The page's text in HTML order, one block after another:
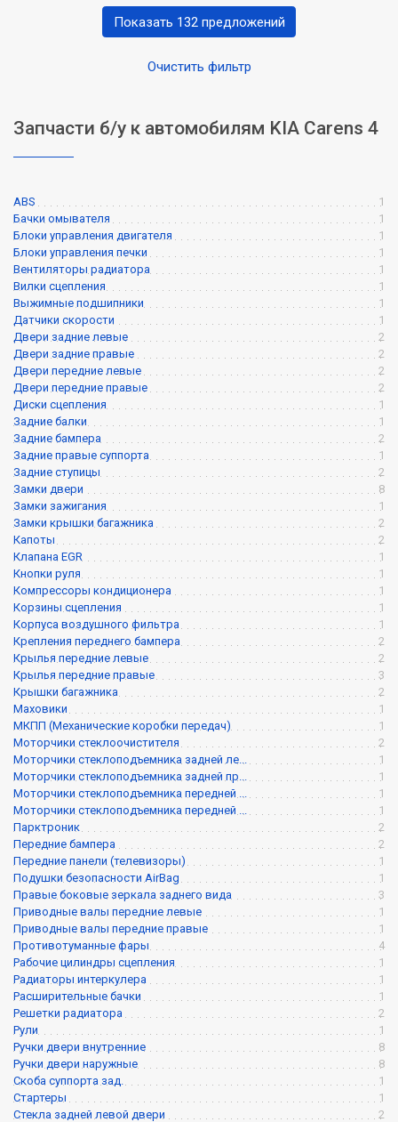
Очистить фильтр
Показать 132 предложений
Запчасти б/у к автомобилям KIA Carens 4
ABS
1
Бачки омывателя
1
Блоки управления двигателя
1
Блоки управления печки
1
Вентиляторы радиатора
1
Вилки сцепления
1
Выжимные подшипники
1
Датчики скорости
1
Двери задние левые
2
Двери задние правые
2
Двери передние левые
2
Двери передние правые
2
Диски сцепления
1
Задние балки
1
Задние бампера
2
Задние правые суппорта
1
Задние ступицы
2
Замки двери
8
Замки зажигания
1
Замки крышки багажника
2
Капоты
2
Клапана EGR
1
Кнопки руля
1
Компрессоры кондиционера
1
Корзины сцепления
1
Корпуса воздушного фильтра
1
Крепления переднего бампера
2
Крылья передние левые
2
Крылья передние правые
3
Крышки багажника
2
Маховики
1
МКПП (Механические коробки передач)
1
Моторчики стеклоочистителя
2
Моторчики стеклоподъемника задней ле...
1
Моторчики стеклоподъемника задней пр...
1
Моторчики стеклоподъемника передней ...
1
Моторчики стеклоподъемника передней ...
1
Парктроник
2
Передние бампера
2
Передние панели (телевизоры)
1
Подушки безопасности AirBag
1
Правые боковые зеркала заднего вида
3
Приводные валы передние левые
1
Приводные валы передние правые
1
Противотуманные фары
4
Рабочие цилиндры сцепления
1
Радиаторы интеркулера
1
Расширительные бачки
1
Решетки радиатора
2
Рули
1
Ручки двери внутренние
8
Ручки двери наружные
8
Скоба суппорта зад.
1
Стартеры
1
Стекла задней левой двери
2